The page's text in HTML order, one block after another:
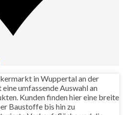
in Wuppertal an der
umfassende Auswahl an
Kunden finden hier eine breite
Baustoffe bis hin zu